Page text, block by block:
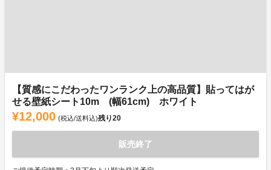
【質感にこだわったワンランク上の高品質】貼ってはが
せる壁紙シート10m (幅61cm) ホワイト
¥12,000 (税込/送料込)残り20
販売終了